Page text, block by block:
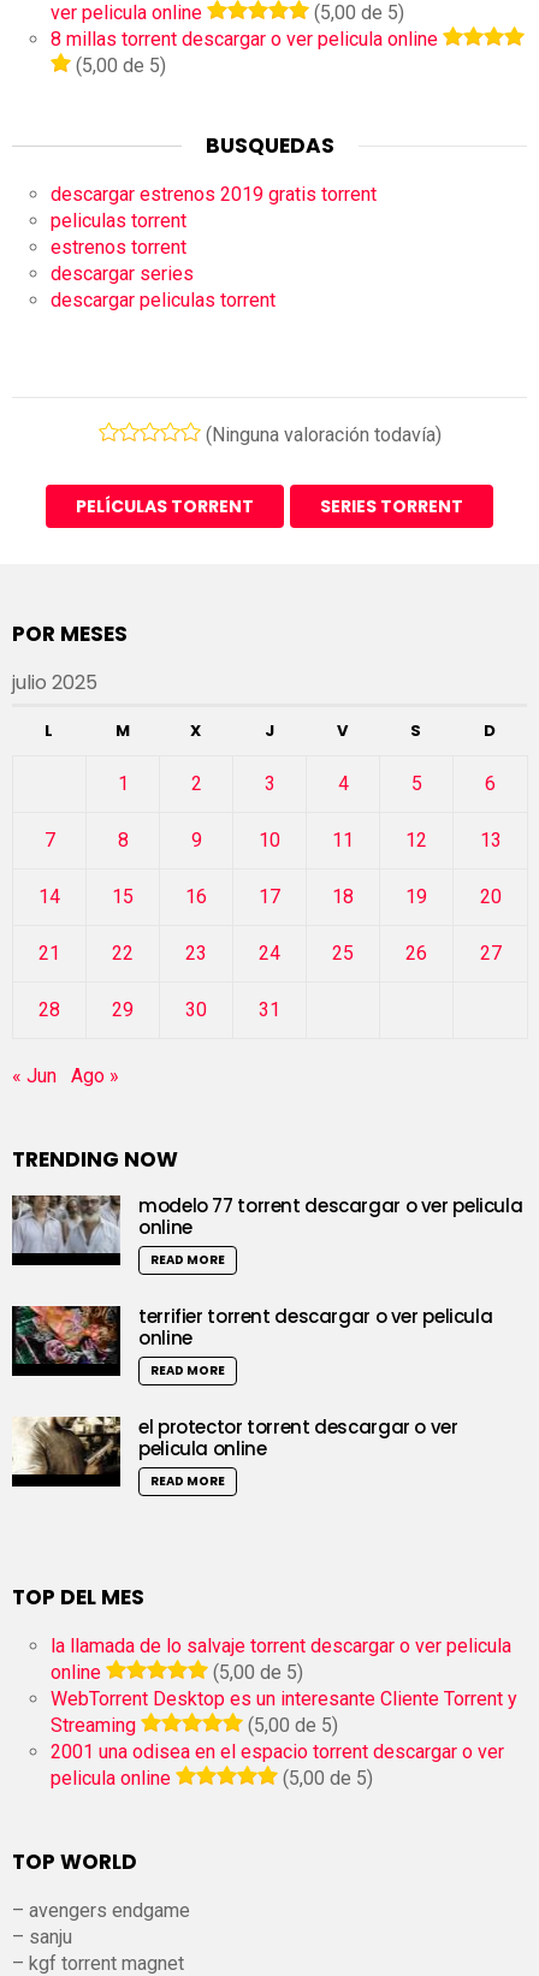
ver pelicula online
(5,00 de 5)
8 millas torrent descargar o ver pelicula online
(5,00 de 5)
BUSQUEDAS
descargar estrenos 2019 gratis torrent
peliculas torrent
estrenos torrent
descargar series
descargar peliculas torrent
(Ninguna valoración todavía)
PELÍCULAS TORRENT SERIES TORRENT
POR MESES
julio 2025
L M X J V S D
1 2 3 4 5 6
7 8 9 10 11 12 13
14 15 16 17 18 19 20
21 22 23 24 25 26 27
28 29 30 31
« Jun Ago »
TRENDING NOW
modelo 77 torrent descargar o ver pelicula
online
READ MORE
terrifier torrent descargar o ver pelicula
online
READ MORE
el protector torrent descargar o ver
pelicula online
READ MORE
TOP DEL MES
la llamada de lo salvaje torrent descargar o ver pelicula
online
(5,00 de 5)
WebTorrent Desktop es un interesante Cliente Torrent y
Streaming
(5,00 de 5)
2001 una odisea en el espacio torrent descargar o ver
pelicula online
(5,00 de 5)
TOP WORLD
– avengers endgame
– sanju
– kgf torrent magnet